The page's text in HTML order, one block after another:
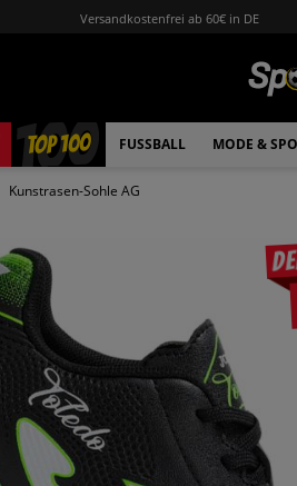
Versandkostenfrei ab 60€ in DE
TOP 100 FUSSBALL MODE &
Kunstrasen-Sohle AG